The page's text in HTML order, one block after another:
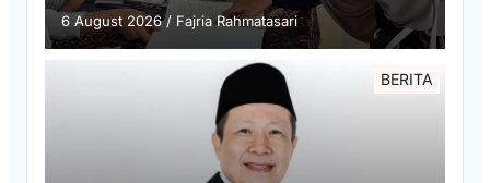
6 August 2026/ Fajria Rahmatasari
BERITA